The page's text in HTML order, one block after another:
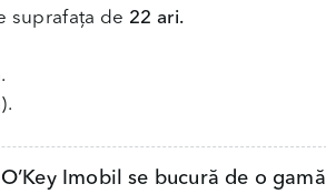
suprafața de 22 ari.
Imobil se bucură de o gamă